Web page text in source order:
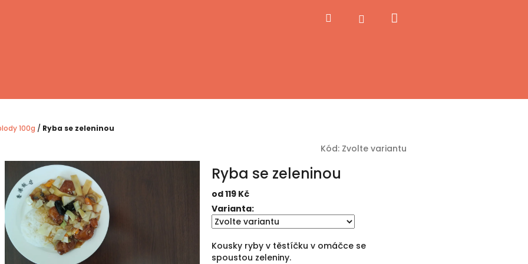
Hledat Přihlášení
100g / Ryba se zeleninou
Kód: Zvolte variantu
Ryba se zeleninou
od119 Kč
Měrná
cena:
Varianta:
Kousky ryby v těstíčku v omáčce se
spoustou zeleniny.